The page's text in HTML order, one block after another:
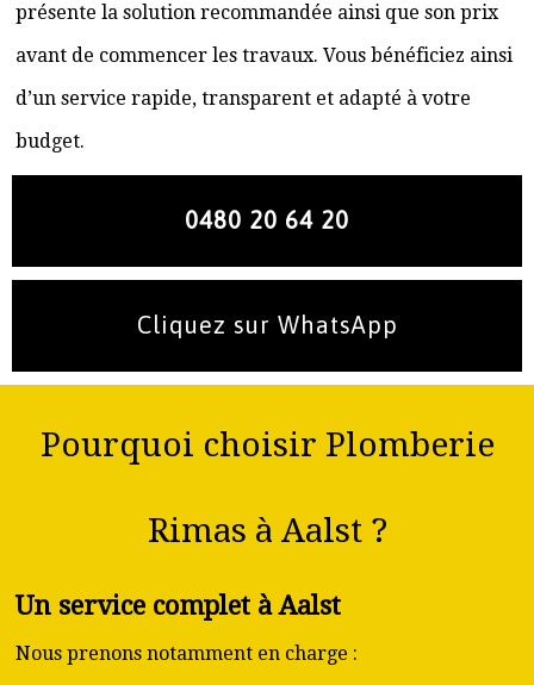
présente la solution recommandée ainsi que son prix
avant de commencer les travaux. Vous bénéficiez ainsi
d’un service rapide, transparent et adapté à votre
budget.
0480 20 64 20
Cliquez sur WhatsApp
Pourquoi choisir Plomberie
Rimas à Aalst ?
Un service complet à Aalst
Nous prenons notamment en charge :